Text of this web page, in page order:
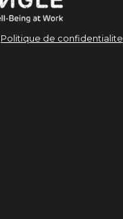
Politique de confidentialite